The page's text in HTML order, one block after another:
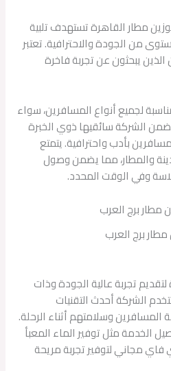
مطار القاهرة تستهدف تلبية
من الجودة والاحترافية. تعتبر
الذين يبحثون عن تجربة فاخرة
لجميع أنواع المسافرين، سواء
الشركة سائقيها ذوي الخبرة
بأدب واحترافية. يتمتع
والمطار، مما يضمن وصول
وفي الوقت المحدد.
مطار برج العرب
تجربة عالية الجودة وذات
الشركة أحدث التقنيات
المسافرين وسلامتهم أثناء الرحلة.
الخدمة مثل توفير الماء المعبأ
مجاني لتوفير تجربة مريحة